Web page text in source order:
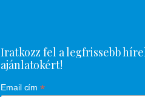
Iratkozz fel a legfrissebb
ajánlatokért!
Email cím*